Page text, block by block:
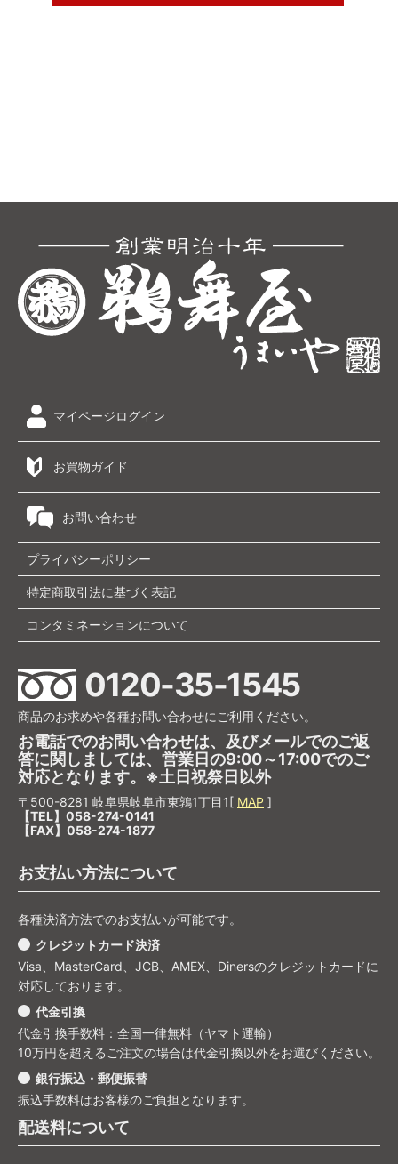
マイページログイン
お買物ガイド
お問い合わせ
プライバシーポリシー
特定商取引法に基づく表記
コンタミネーションについて
0120-35-1545
商品のお求めや各種お問い合わせにご利用ください。
お電話でのお問い合わせは、及びメールでのご返
答に関しましては、営業日の9:00～17:00でのご
対応となります。※土日祝祭日以外
〒500-8281 岐阜県岐阜市東鶉1丁目1[ MAP ]
【TEL】058-274-0141
【FAX】058-274-1877
お支払い方法について
各種決済方法でのお支払いが可能です。
クレジットカード決済
Visa、MasterCard、JCB、AMEX、Dinersのクレジットカードに
対応しております。
代金引換
代金引換手数料：全国一律無料（ヤマト運輸）
10万円を超えるご注文の場合は代金引換以外をお選びください。
銀行振込・郵便振替
振込手数料はお客様のご負担となります。
配送料について